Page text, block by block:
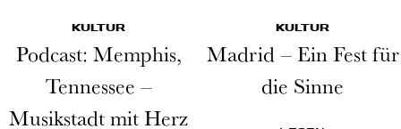
KULTUR
Podcast: Memphis,
Tennessee –
Musikstadt mit Herz
KULTUR
Madrid – Ein Fest für
die Sinne